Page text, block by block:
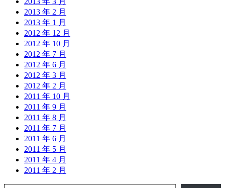
2013 年 2 月
2013 年 1 月
2012 年 12 月
2012 年 10 月
2012 年 7 月
2012 年 6 月
2012 年 3 月
2012 年 2 月
2011 年 10 月
2011 年 9 月
2011 年 8 月
2011 年 7 月
2011 年 6 月
2011 年 5 月
2011 年 4 月
2011 年 2 月
输入您的电子邮件…